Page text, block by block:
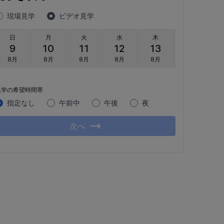
現場見学 ビデオ見学
日
9
8月
月
10
8月
火
11
8月
水
12
8月
木
13
8月
の希望時間帯
指定なし 午前中 午後 夜
次へ